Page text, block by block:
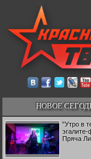
НОВОЕ
"Утро в
Пряча